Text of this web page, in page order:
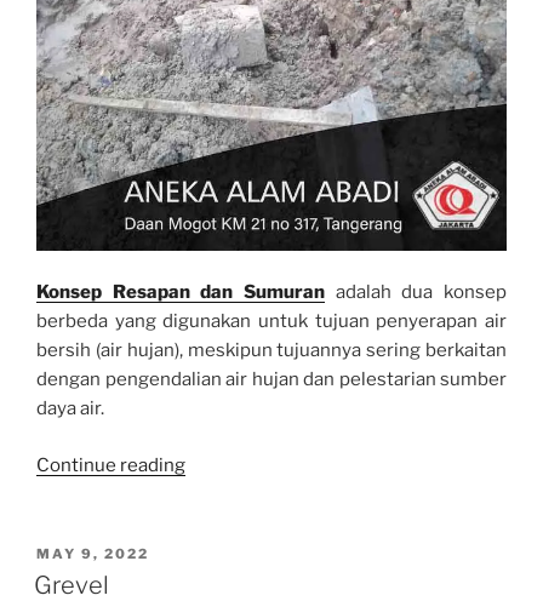
Konsep Resapan dan Sumuran adalah dua konsep
berbeda yang digunakan untuk tujuan penyerapan air
bersih (air hujan), meskipun tujuannya sering berkaitan
dengan pengendalian air hujan dan pelestarian sumber
daya air.
Continue reading“Konsep
POSTED
ON
MAY 9, 2022
Grevel